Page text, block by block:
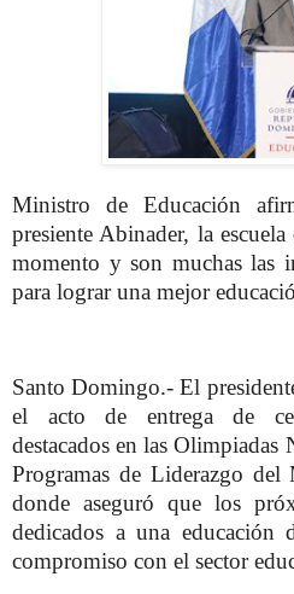
Ministro de Educación
presiente Abinader, la
momento y son muchas las
para lograr una mejor
Santo Domingo.- El
el acto de entrega de
destacados en las Olimpiadas
Programas de Liderazgo
donde aseguró que los
dedicados a una educación
compromiso con el sector